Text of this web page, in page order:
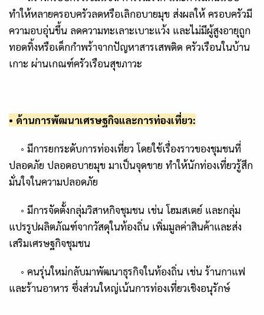
ทำให้หลายครอบครัวลดหรือเลิกอบายมุข ส่งผลให้ ครอบครัวมี
ความอบอุ่นขึ้น ลดความทะเลาะเบาะแว้ง และไม่มีผู้สูงอายุถูก
ทอดทิ้งหรือเด็กกำพร้าจากปัญหาสารเสพติด ครัวเรือนในบ้าน
เกาะ ผ่านเกณฑ์ครัวเรือนสุขภาวะ
• ด้านการพัฒนาเศรษฐกิจและการท่องเที่ยว:
◦ มีการยกระดับการท่องเที่ยว โดยใช้เรื่องราวของชุมชนที่
ปลอดภัย ปลอดอบายมุข มาเป็นจุดขาย ทำให้นักท่องเที่ยวรู้สึก
มั่นใจในความปลอดภัย
◦ มีการจัดตั้งกลุ่มวิสาหกิจชุมชน เช่น โฮมสเตย์ และกลุ่ม
แปรรูปผลิตภัณฑ์จากวัสดุในท้องถิ่น เพิ่มมูลค่าสินค้าและส่ง
เสริมเศรษฐกิจชุมชน
◦ คนรุ่นใหม่กลับมาพัฒนาธุรกิจในท้องถิ่น เช่น ร้านกาแฟ
และร้านอาหาร ซึ่งส่วนใหญ่เน้นการท่องเที่ยวเชิงอนุรักษ์